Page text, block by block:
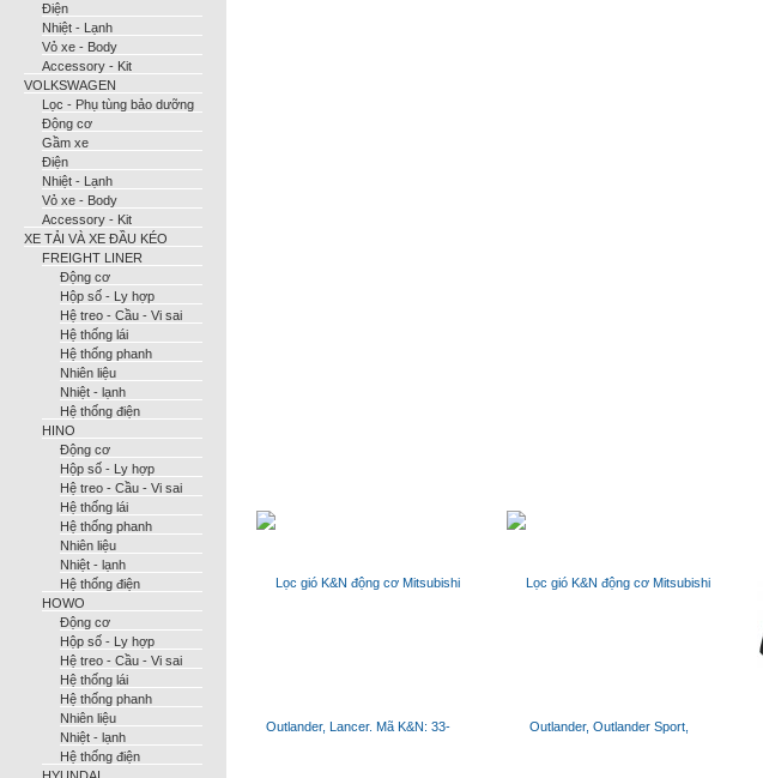
Điện
Nhiệt - Lạnh
Vỏ xe - Body
Accessory - Kit
VOLKSWAGEN
Lọc - Phụ tùng bảo dưỡng
Động cơ
Gầm xe
Điện
Nhiệt - Lạnh
Vỏ xe - Body
Accessory - Kit
XE TẢI VÀ XE ĐẦU KÉO
FREIGHT LINER
Động cơ
Hộp số - Ly hợp
Hệ treo - Cầu - Vi sai
Hệ thống lái
Hệ thống phanh
Nhiên liệu
Nhiệt - lạnh
Hệ thống điện
HINO
Động cơ
Hộp số - Ly hợp
Hệ treo - Cầu - Vi sai
Hệ thống lái
Hệ thống phanh
Nhiên liệu
Nhiệt - lạnh
Hệ thống điện
HOWO
Động cơ
Hộp số - Ly hợp
Hệ treo - Cầu - Vi sai
Hệ thống lái
Hệ thống phanh
Nhiên liệu
Nhiệt - lạnh
Hệ thống điện